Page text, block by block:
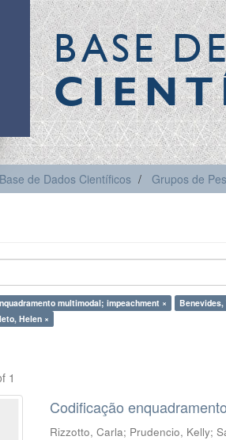
BASE
Base de Dados Científicos Grupos de
multimodal; impeachment ×
Helen ×
1
Codificação
Rizzotto, Carla; Prudencio, Kelly;